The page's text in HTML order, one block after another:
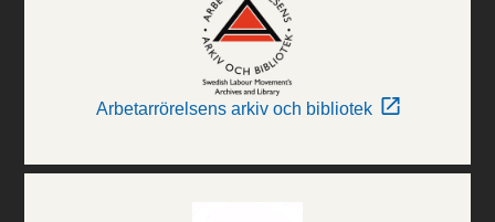
Arbetarrörelsens arkiv och bibliotek